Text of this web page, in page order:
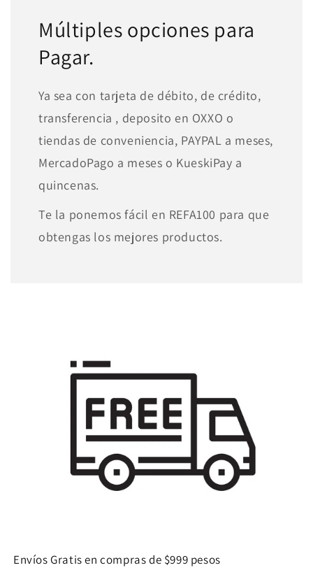
Múltiples opciones para
Pagar.
Ya sea con tarjeta de débito, de crédito,
transferencia , deposito en OXXO o
tiendas de conveniencia, PAYPAL a meses,
MercadoPago a meses o KueskiPay a
quincenas.
Te la ponemos fácil en REFA100 para que
obtengas los mejores productos.
Envíos Gratis en compras de $999 pesos